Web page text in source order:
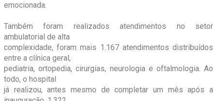
emocionada.
Também foram realizados atendimentos no setor
ambulatorial de alta
complexidade, foram mais 1.167 atendimentos distribuídos
entre a clínica geral,
pediatria, ortopedia, cirurgias, neurologia e oftalmologia. Ao
todo, o hospital
já realizou, antes mesmo de completar um mês após a